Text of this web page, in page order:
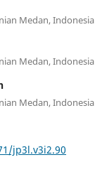
Medan, Indonesia
Medan, Indonesia
Medan, Indonesia
jp3l.v3i2.90